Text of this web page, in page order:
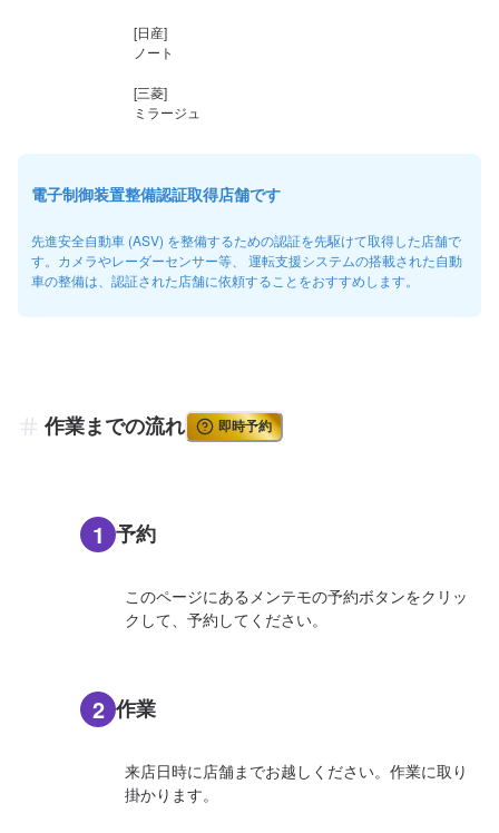
[日産]
ノート
[三菱]
ミラージュ
電子制御装置整備認証取得店舗です
先進安全自動車 (ASV) を整備するための認証を先駆けて取得した店舗で
す。カメラやレーダーセンサー等、 運転支援システムの搭載された自動
車の整備は、認証された店舗に依頼することをおすすめします。
作業までの流れ 即時予約
1 予約
このページにあるメンテモの予約ボタンをクリッ
クして、予約してください。
2 作業
来店日時に店舗までお越しください。作業に取り
掛かります。